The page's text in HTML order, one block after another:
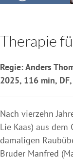
Therapie
Regie: Anders
2025, 116 min,
Nach vierzehn
Lie Kaas) aus dem
damaligen
Bruder Manfred